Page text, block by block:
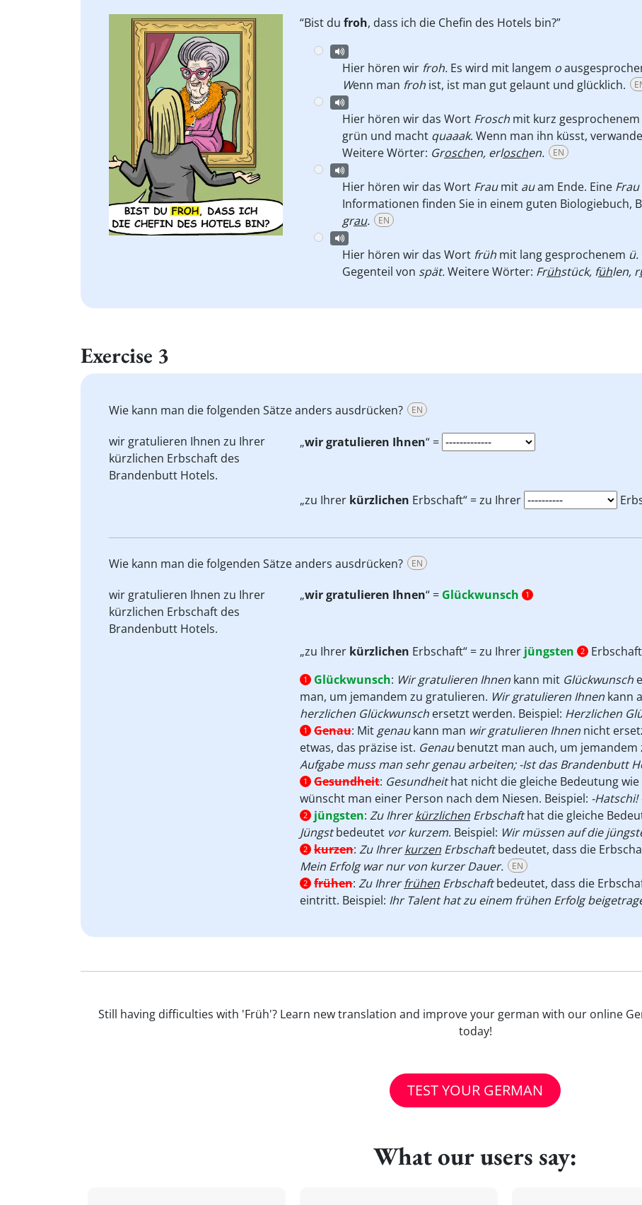
“Bist du froh, dass ich die Chefin des Hotels bin?”
Hier hören wir froh. Es wird mit langem o
Wenn man froh ist, ist man gut gelaunt und glücklich.
Hier hören wir das Wort Frosch mit kurz gesprochenem
grün und macht quaaak. Wenn man ihn küsst,
Weitere Wörter: Groschen, erloschen. EN
Hier hören wir das Wort Fraumit auam Ende. Eine Frau
Informationen finden Sie in einem guten Biologiebuch,
grau. EN
Hier hören wir das Wort früh mit lang gesprochenem
Gegenteil von spät.Weitere Wörter: Frühstück, fühlen, r
Exercise 3
Wie kann man die folgenden Sätze anders ausdrücken? EN
wir gratulieren Ihnen zu Ihrer
kürzlichen Erbschaft des
Brandenbutt Hotels.
„wir gratulieren Ihnen“ =
„zu Ihrer kürzlichen Erbschaft“ = zu Ihrer
Wie kann man die folgenden Sätze anders ausdrücken? EN
wir gratulieren Ihnen zu Ihrer
kürzlichen Erbschaft des
Brandenbutt Hotels.
„wir gratulieren Ihnen“ = Glückwunsch 1
„zu Ihrer kürzlichen Erbschaft“ = zu Ihrer jüngsten 2 Erbschaft
1 Glückwunsch: Wir gratulieren Ihnen kann mit Glückwunsch
man, um jemandem zu gratulieren. Wir gratulieren Ihnen kann
herzlichen Glückwunsch ersetzt werden. Beispiel: Herzlichen
1 Genau: Mit genaukann man wir gratulieren Ihnen nicht
etwas, das präzise ist. Genaubenutzt man auch, um jemandem
Aufgabe muss man sehr genau arbeiten; -Ist das Brandenbutt
1 Gesundheit: Gesundheithat nicht die gleiche Bedeutung wie
wünscht man einer Person nach dem Niesen. Beispiel: -Hatschi!
2 jüngsten: Zu Ihrerkürzlichen Erbschafthat die gleiche
Jüngstbedeutet vor kurzem. Beispiel: Wir müssen auf die
2 kurzen: Zu Ihrerkurzen Erbschaftbedeutet, dass die
Mein Erfolg war nur von kurzer Dauer.
EN
2 frühen: Zu Ihrerfrühen Erbschaftbedeutet, dass die
eintritt. Beispiel: Ihr Talent hat zu einem frühen Erfolg
Still having difficulties with 'Früh'? Learn new translation and improve your german with our online
today!
TEST YOUR GERMAN
What our users say: